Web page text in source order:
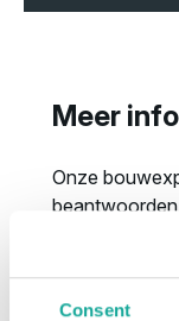
Consent
Meer
Onze
nemen zo